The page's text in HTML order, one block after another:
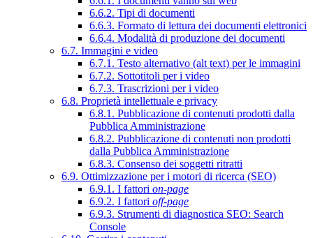
6.6.2. Tipi di documenti
6.6.3. Formato di lettura dei documenti elettronici
6.6.4. Modalità di produzione dei documenti
6.7. Immagini e video
6.7.1. Testo alternativo (alt text) per le immagini
6.7.2. Sottotitoli per i video
6.7.3. Trascrizioni per i video
6.8. Proprietà intellettuale e privacy
6.8.1. Pubblicazione di contenuti prodotti dalla
Pubblica Amministrazione
6.8.2. Pubblicazione di contenuti non prodotti
dalla Pubblica Amministrazione
6.8.3. Consenso dei soggetti ritratti
6.9. Ottimizzazione per i motori di ricerca (SEO)
6.9.1. I fattori on-page
6.9.2. I fattori off-page
6.9.3. Strumenti di diagnostica SEO: Search
Console